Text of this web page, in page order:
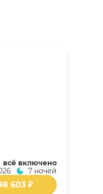
всё включено
7 ночей
603 ₽